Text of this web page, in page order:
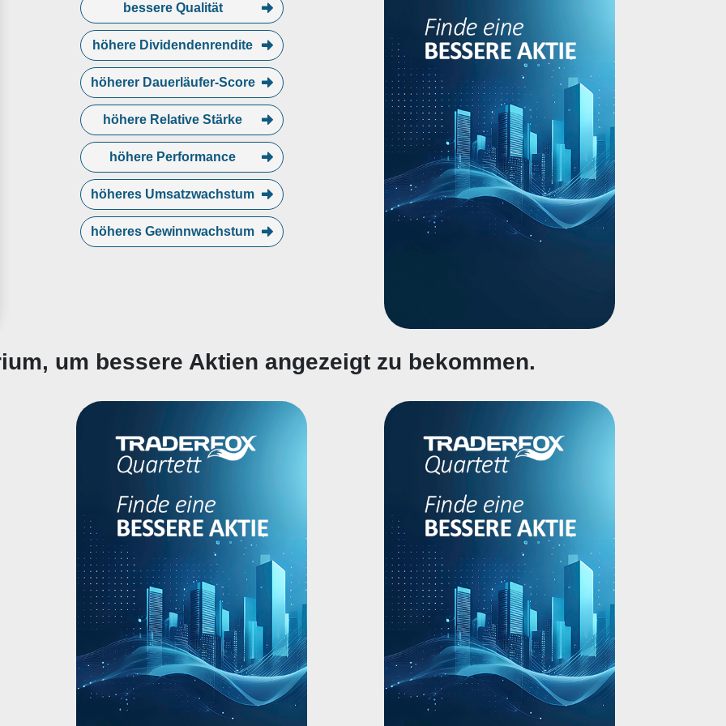
bessere Qualität
höhere Dividendenrendite
höherer Dauerläufer-Score
höhere Relative Stärke
höhere Performance
höheres Umsatzwachstum
höheres Gewinnwachstum
um bessere Aktien angezeigt zu bekommen.